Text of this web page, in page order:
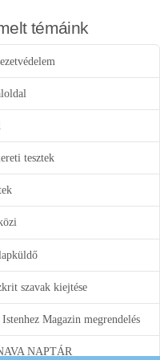
témáink
tesztek
szavak kiejtése
Istenhez Magazin megrendelés
NAPTÁR